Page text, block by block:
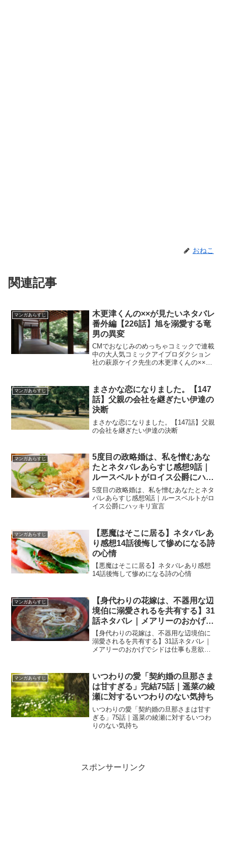
おねこ
関連記事
マンガあらすじ
木更津くんの××が見たいネタバレ
番外編【226話】旭を溺愛する竜
男の異変
CMでおなじみのめっちゃコミックで連載
中の大人気コミックアイプロダクション
社の萩原ケイク先生の木更津くんの××が
マンガあらすじ
まさかな恋になりました。【147
話】父親の会社を継ぎたい伊達の
決断
まさかな恋になりました。【147話】父親
の会社を継ぎたい伊達の決断
マンガあらすじ
5度目の政略婚は、私を憎むあな
たとネタバレあらすじ感想9話｜
ルースベルトがロイス公爵にハッ
キリ宣言
5度目の政略婚は、私を憎むあなたとネタ
バレあらすじ感想9話｜ルースベルトがロ
イス公爵にハッキリ宣言
マンガあらすじ
【悪魔はそこに居る】ネタバレあ
り感想14話後悔して惨めになる詩
の心情
【悪魔はそこに居る】ネタバレあり感想
14話後悔して惨めになる詩の心情
マンガあらすじ
【身代わりの花嫁は、不器用な辺
境伯に溺愛されるを共有する】31
話ネタバレ｜メアリーのおかげで
シドは仕事も意欲的になる！
【身代わりの花嫁は、不器用な辺境伯に
溺愛されるを共有する】31話ネタバレ｜
メアリーのおかげでシドは仕事も意欲的
マンガあらすじ
いつわりの愛「契約婚の旦那さま
は甘すぎる」完結75話｜遥菜の綾
瀬に対するいつわりのない気持ち
いつわりの愛「契約婚の旦那さまは甘す
ぎる」75話｜遥菜の綾瀬に対するいつわ
りのない気持ち
スポンサーリンク